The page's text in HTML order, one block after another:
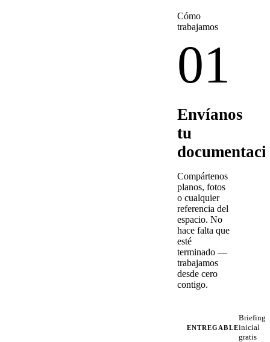
Cómo
trabajamos
01
Envíanos
tu
Compártenos
planos, fotos
o cualquier
referencia del
espacio. No
hace falta que
esté
terminado —
trabajamos
desde cero
contigo.
ENTREGABLE
Briefing
inicial
gratis